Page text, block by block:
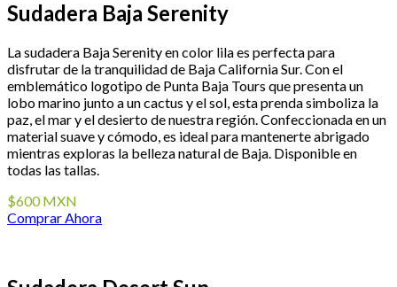
Sudadera Baja Serenity
La sudadera Baja Serenity en color lila es perfecta para
disfrutar de la tranquilidad de Baja California Sur. Con el
emblemático logotipo de Punta Baja Tours que presenta un
lobo marino junto a un cactus y el sol, esta prenda simboliza la
paz, el mar y el desierto de nuestra región. Confeccionada en un
material suave y cómodo, es ideal para mantenerte abrigado
mientras exploras la belleza natural de Baja. Disponible en
todas las tallas.
$600 MXN
Comprar Ahora